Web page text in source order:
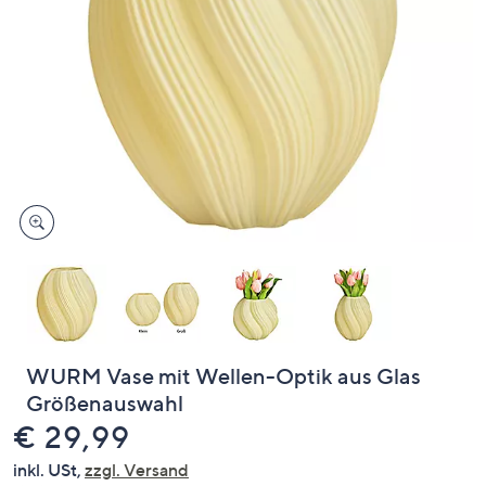
links
bzw.
um
diese
anzuzeigen.
WURM Vase mit Wellen-Optik aus Glas
Größenauswahl
Gelöscht
€ 29,99
inkl. USt, zzgl. Versand